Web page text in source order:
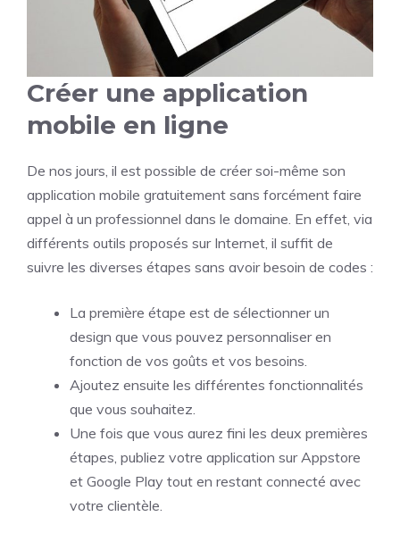
Créer une application
mobile en ligne
De nos jours, il est possible de créer soi-même son
application mobile gratuitement sans forcément faire
appel à un professionnel dans le domaine. En effet, via
différents outils proposés sur Internet, il suffit de
suivre les diverses étapes sans avoir besoin de codes :
La première étape est de sélectionner un
design que vous pouvez personnaliser en
fonction de vos goûts et vos besoins.
Ajoutez ensuite les différentes fonctionnalités
que vous souhaitez.
Une fois que vous aurez fini les deux premières
étapes, publiez votre application sur Appstore
et Google Play tout en restant connecté avec
votre clientèle.